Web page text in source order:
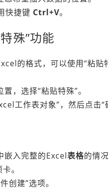
快捷键 Ctrl+V。
殊”功能
的格式，可以使用“粘贴
，选择“粘贴特殊”。
工作表对象”，然后点击“
嵌入完整的Excel表格的情
。
创建”选项。